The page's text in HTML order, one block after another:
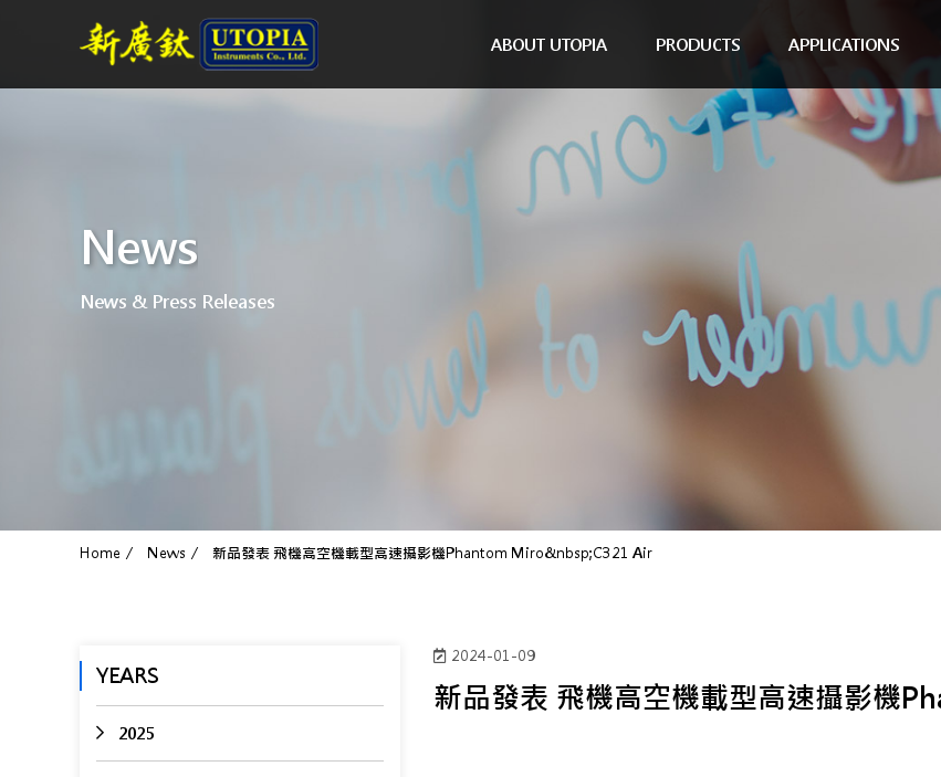
ABOUT UTOPIA PRODUCTS APPLICATIONS
News
News & Press Releases
Home News 新品發表 飛機高空機載型高速攝影機Phantom Miro&nbsp;C321 Air
YEARS
2025
2024-01-09
新品發表 飛機高空機載型高速攝影機